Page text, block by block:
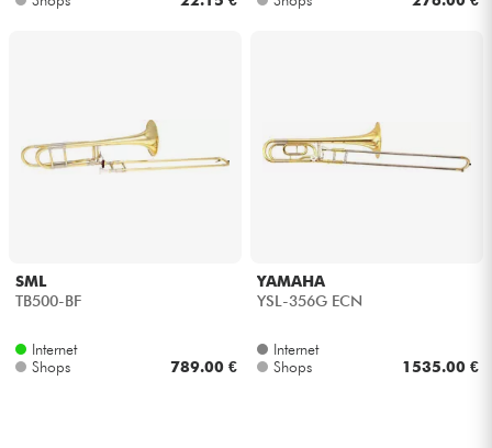
SML
TB500-BF
Internet
Shops
789.00 €
YAMAHA
YSL-356G ECN
Internet
Shops
1535.00 €